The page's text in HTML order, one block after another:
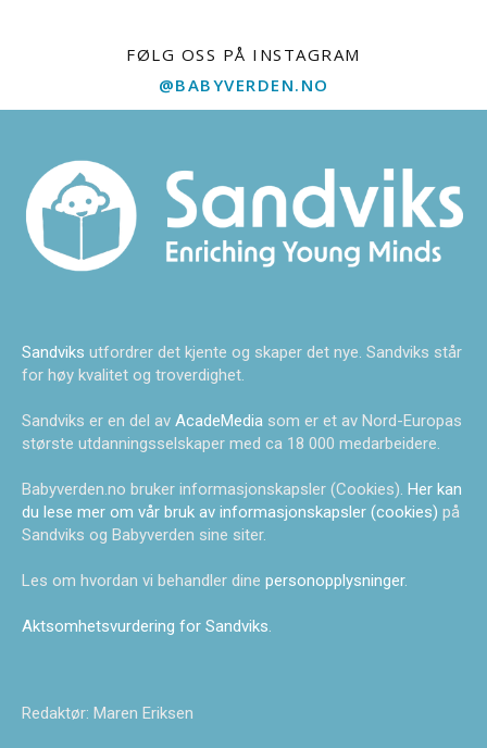
FØLG OSS PÅ INSTAGRAM
@BABYVERDEN.NO
Sandviks utfordrer det kjente og skaper det nye. Sandviks står
for høy kvalitet og troverdighet.
Sandviks er en del av AcadeMedia som er et av Nord-Europas
største utdanningsselskaper med ca 18 000 medarbeidere.
Babyverden.no bruker informasjonskapsler (Cookies). Her kan
du lese mer om vår bruk av informasjonskapsler (cookies) på
Sandviks og Babyverden sine siter.
Les om hvordan vi behandler dine personopplysninger.
Aktsomhetsvurdering for Sandviks.
Redaktør: Maren Eriksen